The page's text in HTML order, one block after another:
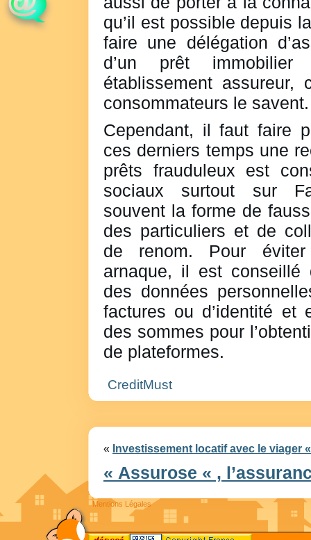
qu’il est possible depuis
faire une délégation
d’un prêt
établissement
consommateurs le savent.
Cependant, il faut faire
ces derniers temps une
prêts frauduleux est
sociaux surtout sur
souvent la forme de
des particuliers et de
de renom. Pour
arnaque, il est conseillé
des données
factures ou d’identité et
des sommes pour
de plateformes.
CreditMust
« Investissement locatif avec le viager
« Assurose « ,
Mentions Légales